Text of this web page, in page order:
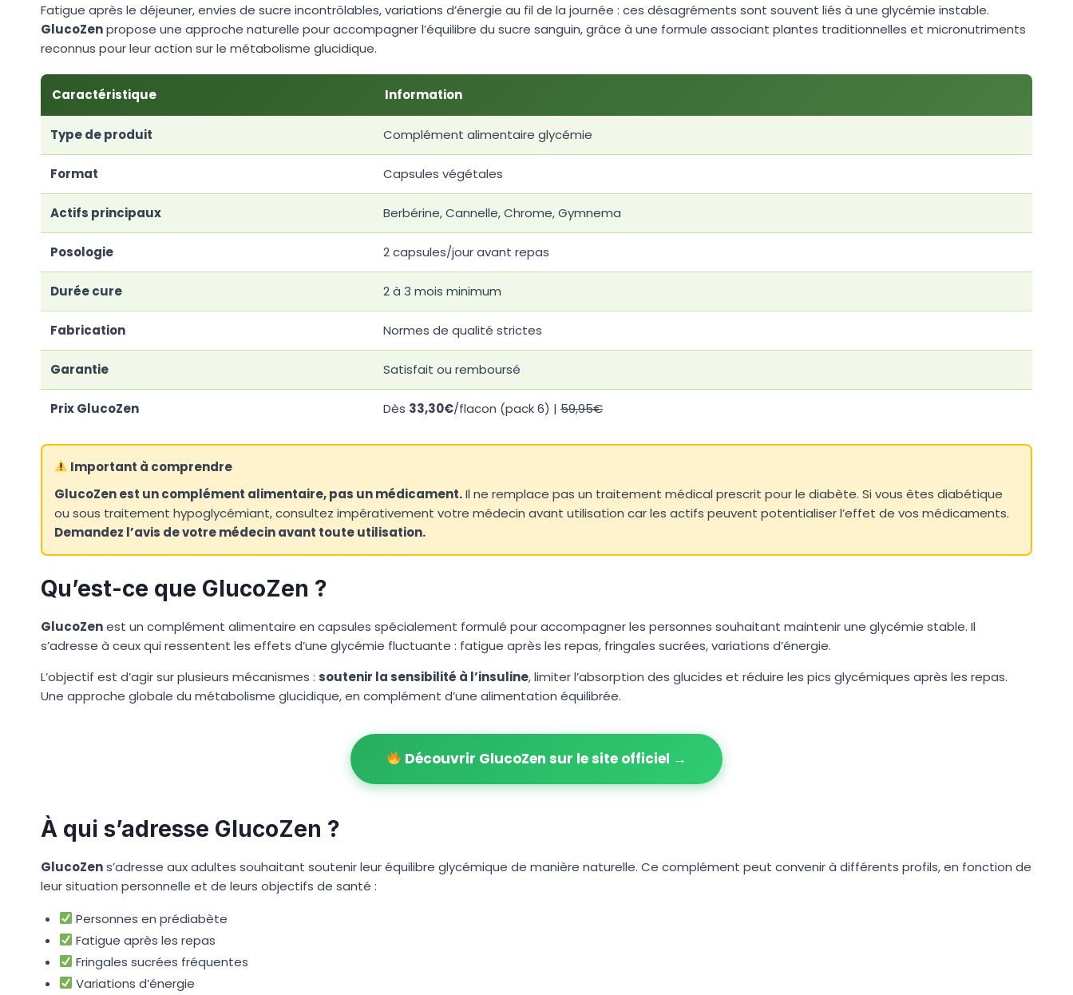
Fatigue après le déjeuner, envies de sucre incontrôlables, variations d’énergie au fil de la journée : ces désagréments sont souvent liés à une glycémie instable.
GlucoZenpropose une approche naturelle pour accompagner l’équilibre du sucre sanguin, grâce à une formule associant plantes traditionnelles et micronutriments
reconnus pour leur action sur le métabolisme glucidique.
Caractéristique Information
Type de produit Complément alimentaire glycémie
Format Capsules végétales
Actifs principaux Berbérine, Cannelle, Chrome, Gymnema
Posologie 2 capsules/jour avant repas
Durée cure 2 à 3 mois minimum
Fabrication Normes de qualité strictes
Garantie Satisfait ou remboursé
Prix GlucoZen Dès 33,30€/flacon (pack 6) | 59,95€
Important à comprendre
GlucoZen est un complément alimentaire, pas un médicament.Il ne remplace pas un traitement médical prescrit pour le diabète. Si vous êtes diabétique
ou sous traitement hypoglycémiant, consultez impérativement votre médecin avant utilisation car les actifs peuvent potentialiser l’effet de vos médicaments.
Demandez l’avis de votre médecin avant toute utilisation.
Qu’est-ce que GlucoZen ?
GlucoZenest un complément alimentaire en capsules spécialement formulé pour accompagner les personnes souhaitant maintenir une glycémie stable. Il
s’adresse à ceux qui ressentent les effets d’une glycémie fluctuante : fatigue après les repas, fringales sucrées, variations d’énergie.
L’objectif est d’agir sur plusieurs mécanismes : soutenir la sensibilité à l’insuline, limiter l’absorption des glucides et réduire les pics glycémiques après les repas.
Une approche globale du métabolisme glucidique, en complément d’une alimentation équilibrée.
Découvrir GlucoZen sur le site officiel →
À qui s’adresse GlucoZen ?
GlucoZens’adresse aux adultes souhaitant soutenir leur équilibre glycémique de manière naturelle. Ce complément peut convenir à différents profils, en fonction de
leur situation personnelle et de leurs objectifs de santé :
Personnes en prédiabète
Fatigue après les repas
Fringales sucrées fréquentes
Variations d’énergie